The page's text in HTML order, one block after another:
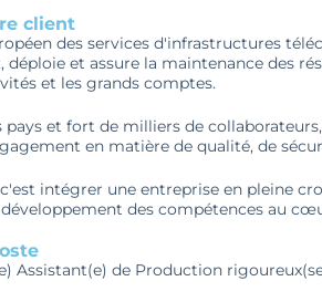
client
des services d'infrastructures
et assure la maintenance des
et les grands comptes.
pays et fort de milliers de
en matière de qualité, de
intégrer une entreprise en pleine
des compétences au
Assistant(e) de Production